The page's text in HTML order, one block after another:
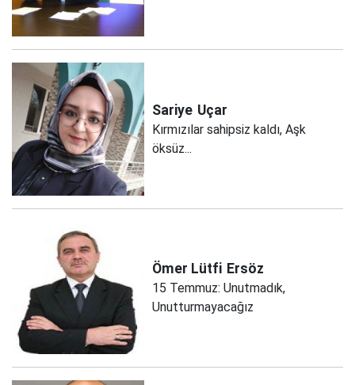
Sariye Uçar
Kırmızılar sahipsiz kaldı, Aşk
öksüz...
Ömer Lütfi Ersöz
15 Temmuz: Unutmadık,
Unutturmayacağız